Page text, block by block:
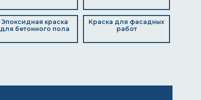
Эпоксидная краска
для бетонного пола
Краска для фасадных
работ